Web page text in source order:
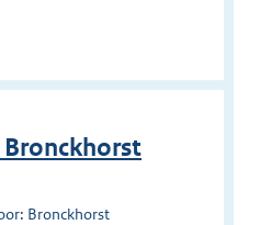
Bronckhorst
Bronckhorst